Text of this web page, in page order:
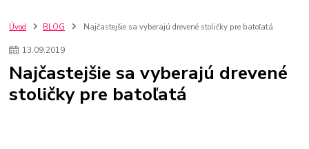
szco nakup bez dph
Smart hodinky pre deti
Plyšový macovia
Lego Star Wars
Darčeky na Vianoce 2019
Vianočný darček pre dievča do 20€
Darčeky pre dievčatá
Skladačky pre deti
Úvod BLOG Najčastejšie sa vyberajú drevené stoličky pre batoľatá
13.09.2019
Najčastejšie sa vyberajú drevené
stoličky pre batoľatá